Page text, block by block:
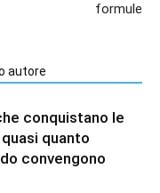
formule
autore
conquistano le
quanto
convengono